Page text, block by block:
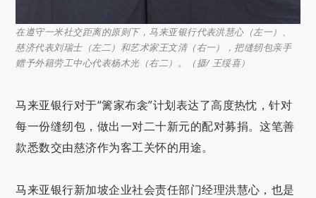
在遵守一米社交距离的原则下，马来亚银行代表洪慧心（左一）、
慈济代表刘瑞士（左二）和艺术家王文清（右一），把缝纫包亲手
赠予外籍劳工中心代表杨木光（右二）。（摄/ 王绥喜）
马来亚银行对于“篱家布衾”计划表达了高度热忱，针对
每一份缝纫包，做出一对二十新元的配对募捐。这笔善
款悉数交由慈济作为客工关怀的用途。
马来亚银行新加坡企业社会责任部门经理洪慧心，也是